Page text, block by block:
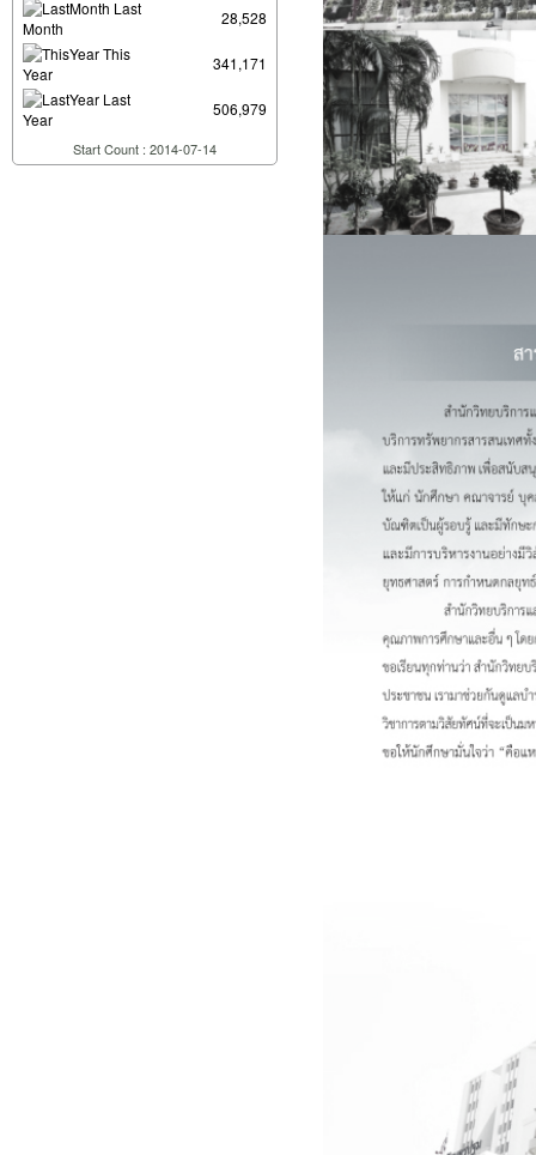
Last
Month
28,528
This
Year
341,171
Last
Year
506,979
Start Count : 2014-07-14